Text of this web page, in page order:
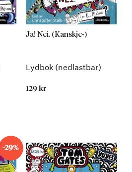
Ja! Nei. (Kanskje-)
Lydbok (nedlastbar)
129 kr
-29%